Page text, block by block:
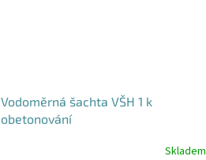
Vodoměrná šachta VŠH 1 k
obetonování
Skladem